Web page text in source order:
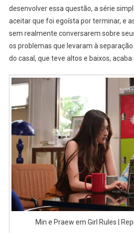
desenvolver essa questão, a série
aceitar que foi egoísta por terminar, e
sem realmente conversarem sobre
os problemas que levaram à
do casal, que teve altos e baixos, acaba
Min e Praew em Girl Rules |